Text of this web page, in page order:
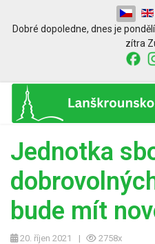
Zvolte
Dobré dopoledne, dnes je
zítra
Jednotka
bude mít
20. říjen 2021 2758x